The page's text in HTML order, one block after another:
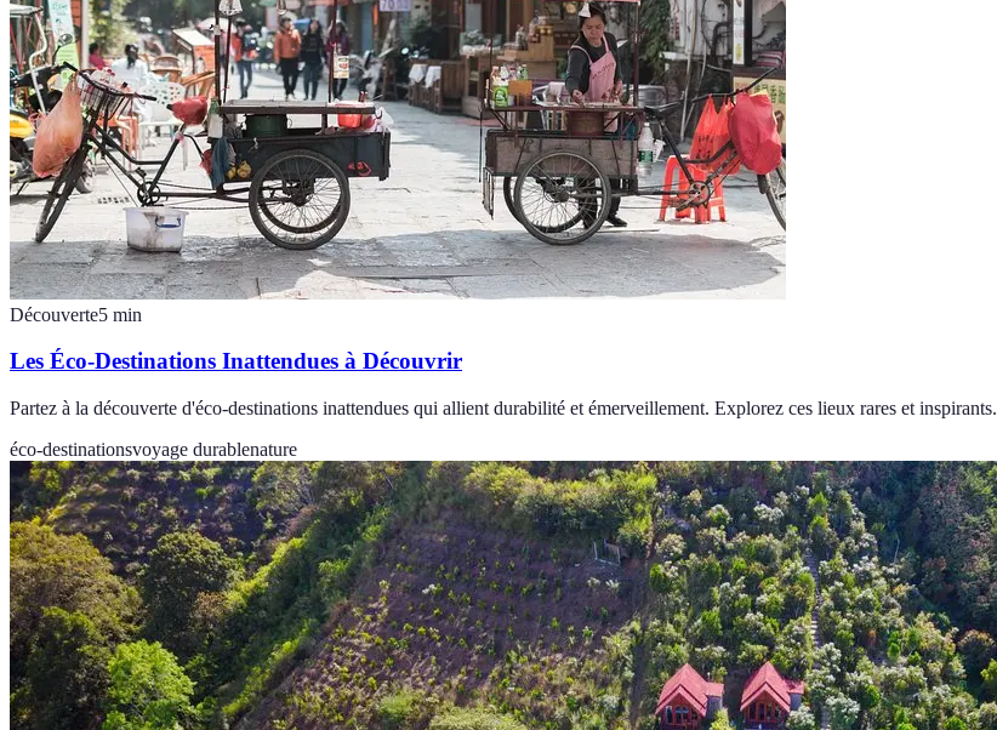
Découverte5 min
Les Éco-Destinations Inattendues à Découvrir
Partez à la découverte d'éco-destinations inattendues qui allient durabilité et émerveillement. Explorez ces lieux rares et inspirants.
éco-destinationsvoyage durablenature